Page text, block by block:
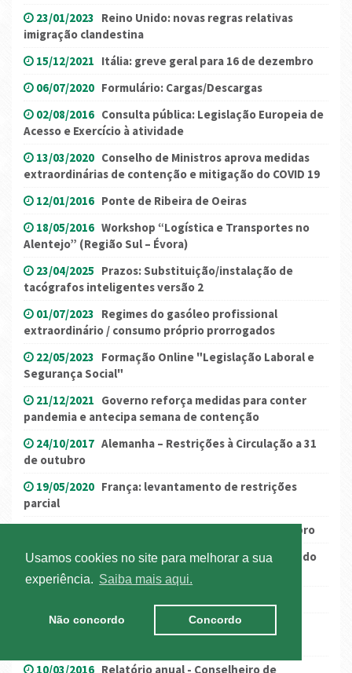
Usamos cookies no site para melhorar a sua
experiência.
Saiba mais aqui.
Não concordo Concordo
23/01/2023 Reino Unido: novas regras relativas
imigração clandestina
15/12/2021 Itália: greve geral para 16 de dezembro
06/07/2020 Formulário: Cargas/Descargas
02/08/2016 Consulta pública: Legislação Europeia de
Acesso e Exercício à atividade
13/03/2020 Conselho de Ministros aprova medidas
extraordinárias de contenção e mitigação do COVID 19
12/01/2016 Ponte de Ribeira de Oeiras
18/05/2016 Workshop “Logística e Transportes no
Alentejo” (Região Sul – Évora)
23/04/2025 Prazos: Substituição/instalação de
tacógrafos inteligentes versão 2
01/07/2023 Regimes do gasóleo profissional
extraordinário / consumo próprio prorrogados
22/05/2023 Formação Online "Legislação Laboral e
Segurança Social"
21/12/2021 Governo reforça medidas para conter
pandemia e antecipa semana de contenção
24/10/2017 Alemanha – Restrições à Circulação a 31
de outubro
19/05/2020 França: levantamento de restrições
parcial
Greve geral em França a 5 de dezembro
30/05/2017 Portugal - Transposição da Directiva do
Destacamento
29/10/2019 ANTRAM e Sindicatos assinam novo
10/03/2016 Relatório anual - Conselheiro de